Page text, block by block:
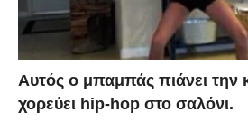
Αυτός ο μπαμπάς πιάνει την
χορεύει hip-hop στο σαλόνι.